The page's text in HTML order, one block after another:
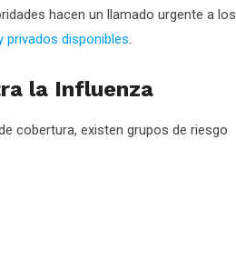
hacen un llamado urgente a los
privados disponibles.
la Influenza
cobertura, existen grupos de riesgo